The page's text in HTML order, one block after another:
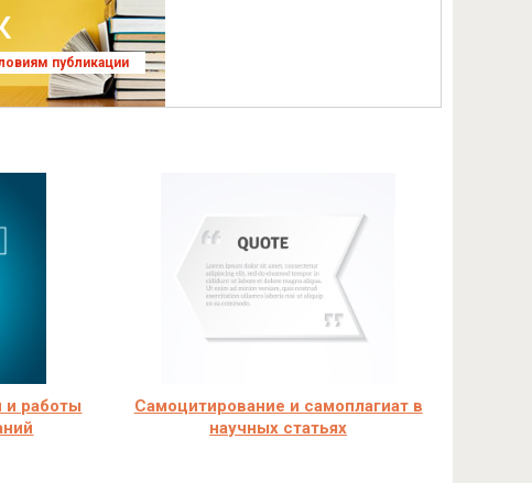
публикации
и работы
Самоцитирование и самоплагиат в
научных статьях